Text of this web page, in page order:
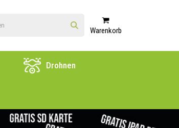
Warenkorb
Drohnen